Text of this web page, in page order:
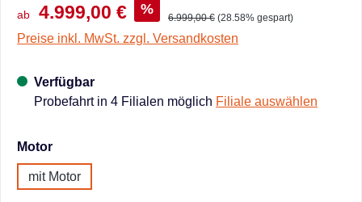
ab 4.999,00 € %
6.999,00 € (28.58% gespart)
Preise inkl. MwSt. zzgl. Versandkosten
Verfügbar
Probefahrt in 4 Filialen möglich Filiale auswählen
Motorauswählen
mit Motor